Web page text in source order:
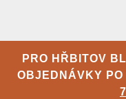
PRO HŘBITOV
OBJEDNÁVKY